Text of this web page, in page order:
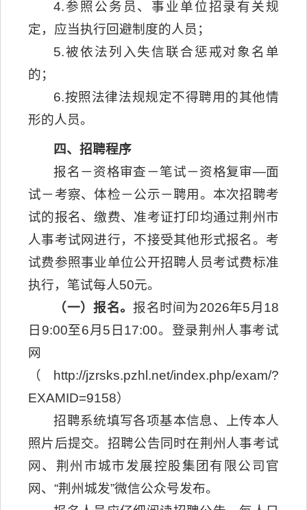
4.参照公务员、事业单位招录有关规
定，应当执行回避制度的人员；
5.被依法列入失信联合惩戒对象名单
的；
6.按照法律法规规定不得聘用的其他情
形的人员。
四、招聘程序
报名－资格审查－笔试－资格复审—面
试－考察、体检－公示－聘用。本次招聘考
试的报名、缴费、准考证打印均通过荆州市
人事考试网进行，不接受其他形式报名。考
试费参照事业单位公开招聘人员考试费标准
执行，笔试每人50元。
（一）报名。报名时间为2026年5月18
日9:00至6月5日17:00。登录荆州人事考试
网
（http://jzrsks.pzhl.net/index.php/exam/?
EXAMID=9158）
招聘系统填写各项基本信息、上传本人
照片后提交。招聘公告同时在荆州人事考试
网、荆州市城市发展控股集团有限公司官
网、“荆州城发”微信公众号发布。